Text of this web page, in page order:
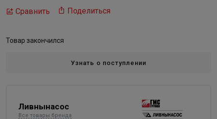
Сравнить Поделиться
Товар закончился
Узнать о поступлении
Ливнынасос
Все товары бренда